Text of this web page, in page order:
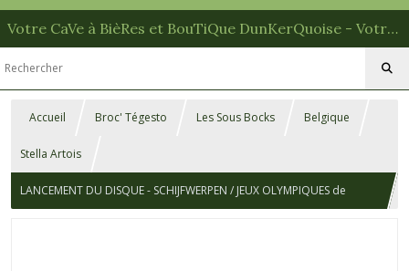
Votre CaVe à BièRes et BouTiQue DunKerQuoise - Votre Spécialiste des Paniers Garnis
Accueil Broc' Tégesto Les Sous Bocks Belgique
Stella Artois
LANCEMENT DU DISQUE - SCHIJFWERPEN / JEUX OLYMPIQUES de